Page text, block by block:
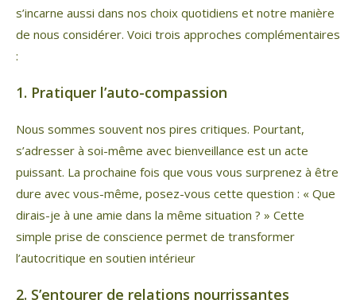
s’incarne aussi dans nos choix quotidiens et notre manière
de nous considérer. Voici trois approches complémentaires
:
1. Pratiquer l’auto-compassion
Nous sommes souvent nos pires critiques. Pourtant,
s’adresser à soi-même avec bienveillance est un acte
puissant. La prochaine fois que vous vous surprenez à être
dure avec vous-même, posez-vous cette question : « Que
dirais-je à une amie dans la même situation ? » Cette
simple prise de conscience permet de transformer
l’autocritique en soutien intérieur
2. S’entourer de relations nourrissantes